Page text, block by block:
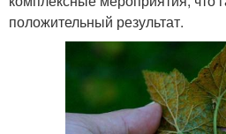
положительный результат.